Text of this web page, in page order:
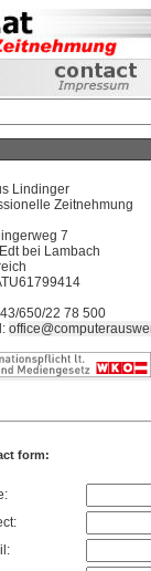
Lindinger
Zeitnehmung
7
bei Lambach
650/22 78 500
form: